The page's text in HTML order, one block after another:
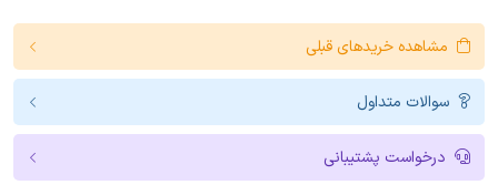
مشاهده خریدهای قبلی
سوالات متداول
درخواست پشتیبانی